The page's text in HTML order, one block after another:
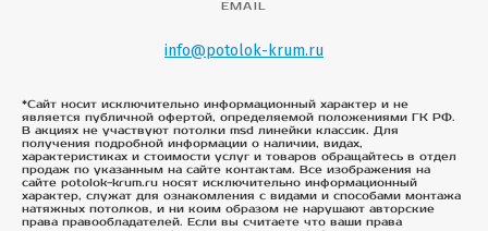
EMAIL
info@potolok-krum.ru
*Сайт носит исключительно информационный характер и не
является публичной офертой, определяемой положениями ГК РФ.
В акциях не участвуют потолки msd линейки классик. Для
получения подробной информации о наличии, видах,
характеристиках и стоимости услуг и товаров обращайтесь в отдел
продаж по указанным на сайте контактам. Все изображения на
сайте potolok-krum.ru носят исключительно информационный
характер, служат для ознакомления с видами и способами монтажа
натяжных потолков, и ни коим образом не нарушают авторские
права правообладателей. Если вы считаете что ваши права